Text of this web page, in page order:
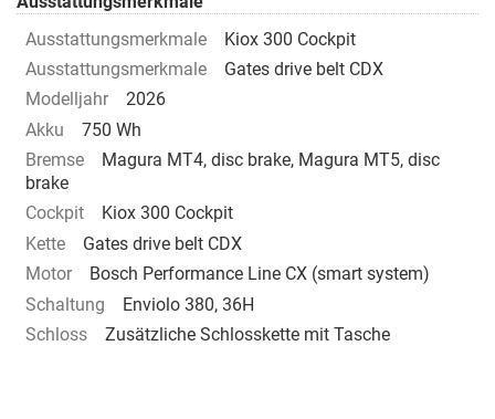
Ausstattungsmerkmale
Kiox 300 Cockpit
Ausstattungsmerkmale
Gates drive belt CDX
Modelljahr
2026
Akku
750 Wh
Bremse
Magura MT4, disc brake, Magura MT5, disc
brake
Cockpit
Kiox 300 Cockpit
Kette
Gates drive belt CDX
Motor
Bosch Performance Line CX (smart system)
Schaltung
Enviolo 380, 36H
Schloss
Zusätzliche Schlosskette mit Tasche